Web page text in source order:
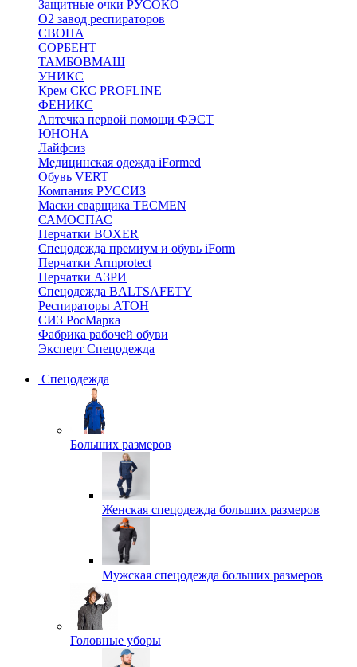
Защитные очки РУСОКО
О2 завод респираторов
СВОНА
СОРБЕНТ
ТАМБОВМАШ
УНИКС
Крем СКС PROFLINE
ФЕНИКС
Аптечка первой помощи ФЭСТ
ЮНОНА
Лайфсиз
Медицинская одежда iFormed
Обувь VERT
Компания РУССИЗ
Маски сварщика TECMEN
САМОСПАС
Перчатки BOXER
Спецодежда премиум и обувь iForm
Перчатки Armprotect
Перчатки АЗРИ
Спецодежда BALTSAFETY
Респираторы АТОН
СИЗ РосМарка
Фабрика рабочей обуви
Эксперт Спецодежда
Спецодежда
Больших размеров
Женская спецодежда больших размеров
Мужская спецодежда больших размеров
Головные уборы